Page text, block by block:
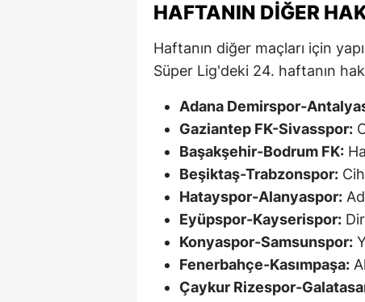
HAFTANIN DIĞER
Haftanın diğer maçları için
Süper Lig'deki 24. haftanın
Adana Demirspor-
Gaziantep FK-Sivasspor:
Başakşehir-Bodrum FK:
Beşiktaş-Trabzonspor:
Hatayspor-Alanyaspor:
Eyüpspor-Kayserispor:
Konyaspor-Samsunspor:
Fenerbahçe-Kasımpaşa:
Çaykur Rizespor-